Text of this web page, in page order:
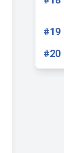
#19
#20